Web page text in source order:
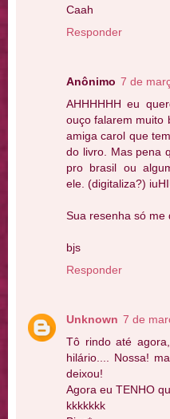
Caah
Responder
Anônimo 7 de
AHHHHHH eu
ouço falarem muito
amiga carol que
do livro. Mas pena
pro brasil ou
ele. (digitaliza?)
Sua resenha só me
bjs
Responder
Unknown 7 de
Tô rindo até
hilário.... Nossa!
deixou!
Agora eu TENHO
kkkkkkk